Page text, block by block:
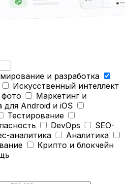
и разработка
Искусственный интеллект
Маркетинг и
для Android и iOS
Тестирование
DevOps
SEO-
аналитика
Аналитика
Крипто и блокчейн